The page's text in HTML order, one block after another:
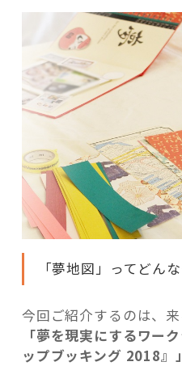
「夢地図」ってどん
今回ご紹介するのは、来
「夢を現実にするワー
ップブッキング 2018』」